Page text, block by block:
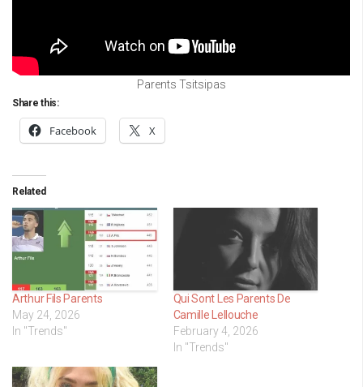
Parents Tsitsipas
Share this:
Facebook X
Related
Arthur Fils Parents
May 24, 2026
In "Trends"
Qui Sont Les Parents De
Camille Lellouche
February 4, 2026
In "Trends"